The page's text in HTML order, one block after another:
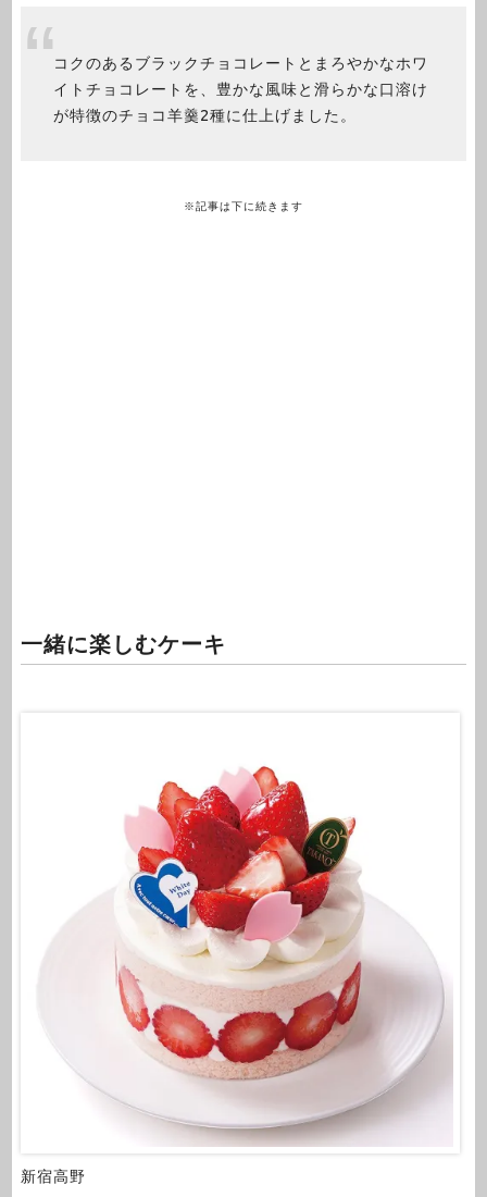
コクのあるブラックチョコレートとまろやかなホワ
イトチョコレートを、豊かな風味と滑らかな口溶け
が特徴のチョコ羊羹2種に仕上げました。
※記事は下に続きます
一緒に楽しむケーキ
新宿高野